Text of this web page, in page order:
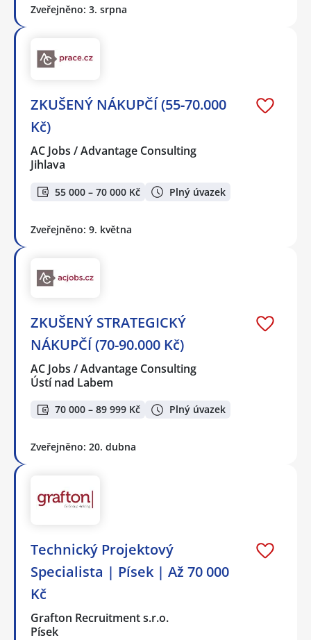
Zveřejněno: 3. srpna
ZKUŠENÝ NÁKUPČÍ (55-70.000
Kč)
AC Jobs / Advantage Consulting
Jihlava
55 000 – 70 000 Kč Plný úvazek
Zveřejněno: 9. května
ZKUŠENÝ STRATEGICKÝ
NÁKUPČÍ (70-90.000 Kč)
AC Jobs / Advantage Consulting
Ústí nad Labem
70 000 – 89 999 Kč Plný úvazek
Zveřejněno: 20. dubna
Technický Projektový
Specialista | Písek | Až 70 000
Kč
Grafton Recruitment s.r.o.
Písek